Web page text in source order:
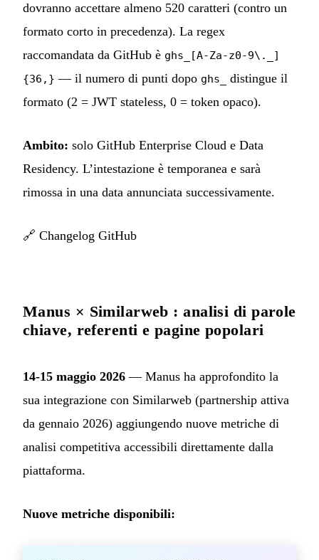
dovranno accettare almeno 520 caratteri (contro un
formato corto in precedenza). La regex
raccomandata da GitHub è ghs_[A-Za-z0-9\._]
{36,} — il numero di punti dopo ghs_
distingue il
formato (2 = JWT stateless, 0 = token opaco).
Ambito: solo GitHub Enterprise Cloud e Data
Residency. L’intestazione è temporanea e sarà
rimossa in una data annunciata successivamente.
🔗 Changelog GitHub
Manus × Similarweb : analisi di parole
chiave, referenti e pagine popolari
14-15 maggio 2026 — Manus ha approfondito la
sua integrazione con Similarweb (partnership attiva
da gennaio 2026) aggiungendo nuove metriche di
analisi competitiva accessibili direttamente dalla
piattaforma.
Nuove metriche disponibili: